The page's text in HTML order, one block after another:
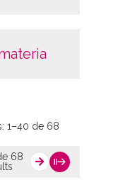
1–40 de 68
68